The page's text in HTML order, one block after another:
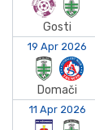
Gosti
19 Apr 2026
Domači
11 Apr 2026